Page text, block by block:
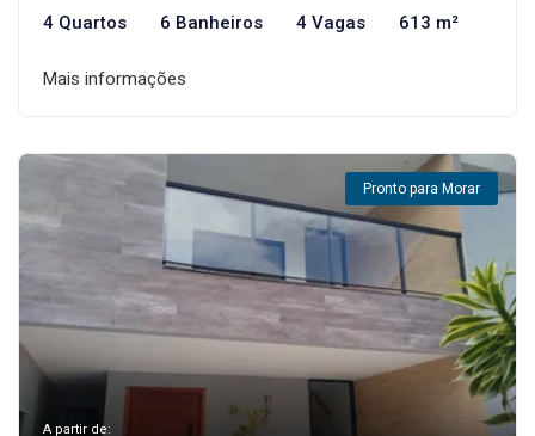
4 Quartos 6 Banheiros 4 Vagas 613 m²
Mais informações
Pronto para Morar
A partir de: